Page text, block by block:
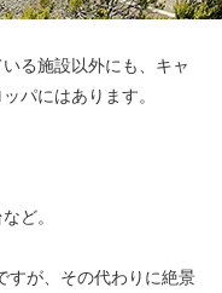
る施設以外にも、キャ
パにはあります。
ど。
すが、その代わりに絶景